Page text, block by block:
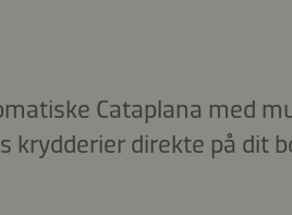
Cataplana med
krydderier direkte på dit